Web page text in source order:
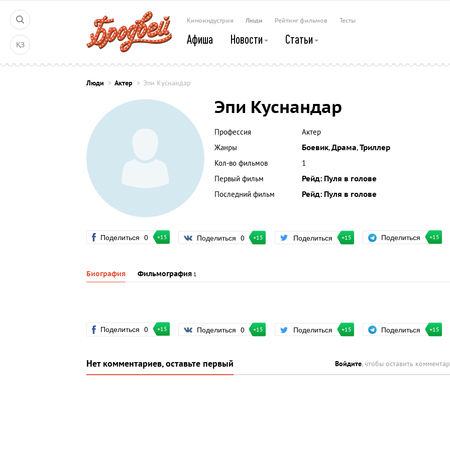
ҚЗ
Киноиндустрия Люди Рейтинг фильмов Тесты
Афиша Новости Статьи
Люди Актер Эпи Куснандар
Эпи Куснандар
Профессия
Актер
Жанры
Боевик,Драма,Триллер
Кол-во фильмов
1
Первый фильм
Рейд: Пуля в голове
Последний фильм
Рейд: Пуля в голове
Поделиться 0 +15 Поделиться 0 +15 Поделиться +15 Поделиться +15
Биография Фильмография 1
Поделиться 0 +15 Поделиться 0 +15 Поделиться +15 Поделиться +15
Нет комментариев, оставьте первый Войдите, чтобы оставить